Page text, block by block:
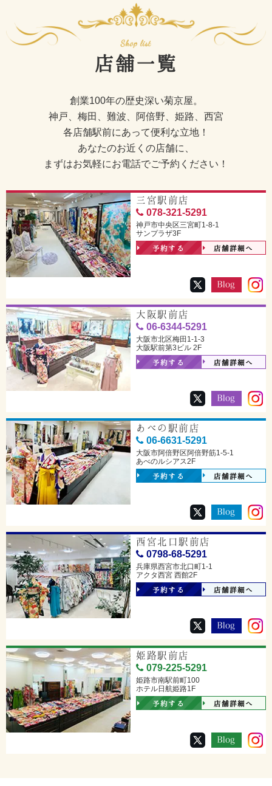
店舗一覧
創業100年の歴史深い菊京屋。
神戸、梅田、難波、阿倍野、姫路、西宮
各店舗駅前にあって便利な立地！
あなたのお近くの店舗に、
まずはお気軽にお電話でご予約ください！
三宮駅前店
078-321-5291
神戸市中央区三宮町1-8-1
サンプラザ3F
予約する 店舗詳細へ
大阪駅前店
06-6344-5291
大阪市北区梅田1-1-3
大阪駅前第3ビル 2F
予約する 店舗詳細へ
あべの駅前店
06-6631-5291
大阪市阿倍野区阿倍野筋1-5-1
あべのルシアス2F
予約する 店舗詳細へ
西宮北口駅前店
0798-68-5291
兵庫県西宮市北口町1-1
アクタ西宮 西館2F
予約する 店舗詳細へ
姫路駅前店
079-225-5291
姫路市南駅前町100
ホテル日航姫路1F
予約する 店舗詳細へ